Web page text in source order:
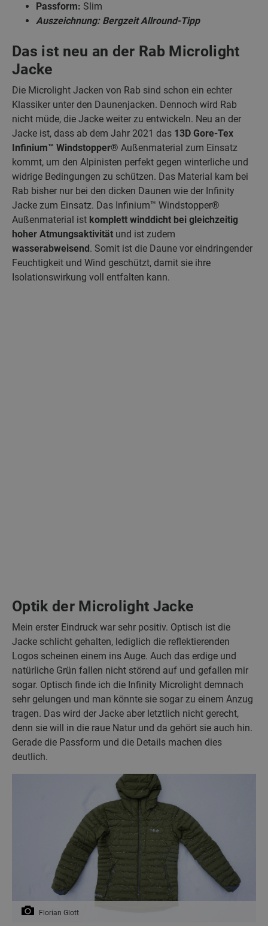
Passform: Slim
Auszeichnung: Bergzeit Allround-Tipp
Das ist neu an der Rab Microlight
Jacke
Die Microlight Jacken von Rab sind schon ein echter
Klassiker unter den Daunenjacken. Dennoch wird Rab
nicht müde, die Jacke weiter zu entwickeln. Neu an der
Jacke ist, dass ab dem Jahr 2021 das 13D Gore-Tex
Infinium™ Windstopper® Außenmaterial zum Einsatz
kommt, um den Alpinisten perfekt gegen winterliche und
widrige Bedingungen zu schützen. Das Material kam bei
Rab bisher nur bei den dicken Daunen wie der Infinity
Jacke zum Einsatz. Das Infinium™ Windstopper®
Außenmaterial ist komplett winddicht bei gleichzeitig
hoher Atmungsaktivität und ist zudem
wasserabweisend. Somit ist die Daune vor eindringender
Feuchtigkeit und Wind geschützt, damit sie ihre
Isolationswirkung voll entfalten kann.
Optik der Microlight Jacke
Mein erster Eindruck war sehr positiv. Optisch ist die
Jacke schlicht gehalten, lediglich die reflektierenden
Logos scheinen einem ins Auge. Auch das erdige und
natürliche Grün fallen nicht störend auf und gefallen mir
sogar. Optisch finde ich die Infinity Microlight demnach
sehr gelungen und man könnte sie sogar zu einem Anzug
tragen. Das wird der Jacke aber letztlich nicht gerecht,
denn sie will in die raue Natur und da gehört sie auch hin.
Gerade die Passform und die Details machen dies
deutlich.
Florian Glott